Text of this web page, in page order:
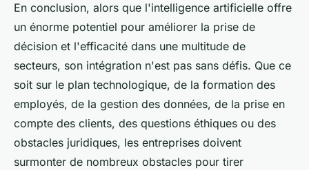
En conclusion, alors que l'intelligence artificielle offre
un énorme potentiel pour améliorer la prise de
décision et l'efficacité dans une multitude de
secteurs, son intégration n'est pas sans défis. Que ce
soit sur le plan technologique, de la formation des
employés, de la gestion des données, de la prise en
compte des clients, des questions éthiques ou des
obstacles juridiques, les entreprises doivent
surmonter de nombreux obstacles pour tirer